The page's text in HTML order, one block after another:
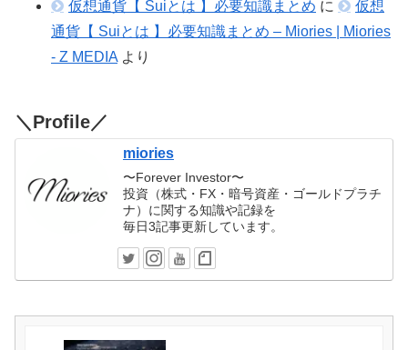
仮想通貨【 Suiとは 】必要知識まとめ に
仮想
通貨【 Suiとは 】必要知識まとめ – Miories | Miories
- Z MEDIA より
＼Profile／
miories
〜Forever Investor〜
投資（株式・FX・暗号資産・ゴールドプラチ
ナ）に関する知識や記録を
毎日3記事更新しています。